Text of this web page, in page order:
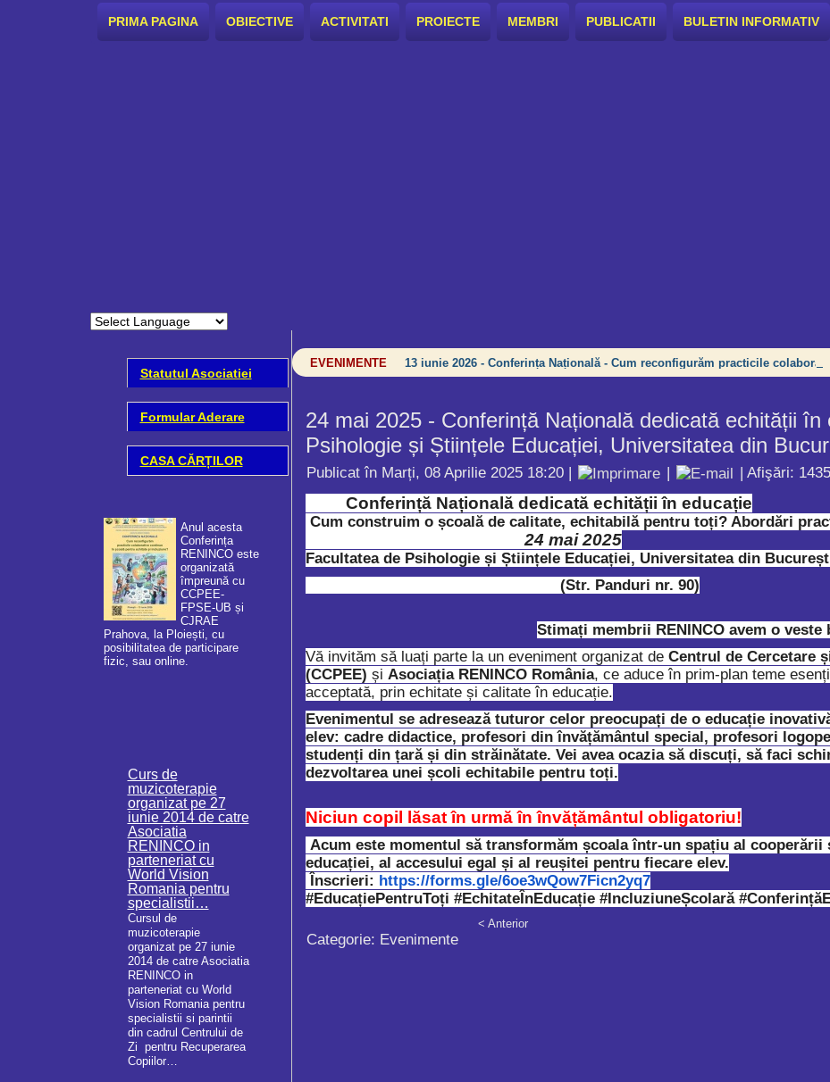
PRIMA PAGINA OBIECTIVE ACTIVITATI PROIECTE MEMBRI PUBLICATII BULETIN INFORMATIV
Statutul Asociatiei
Formular Aderare
CASA CĂRȚILOR
Anul acesta
Conferința
RENINCO este
organizată
împreună cu
CCPEE-
FPSE-UB și
CJRAE
Prahova, la Ploiești, cu
posibilitatea de participare
fizic, sau online.
Națională de Informare și
Cooperare pentru integrarea în
comunitate a copiilor și
tinerilor cu cerințe educative
speciale s-a desfășurat în
data...
Intalnirea universitatilor
si cercetarea Pe data de
17 noiembrie 2014, la
RENINCO – sediul din incinta
Scolii gimnaziale Sfintii
Voievozi - a avut loc o prima
Practici incluzive in gradinite
click aici. In perioada 2-4
noiembrie a.c., la Sinaia, in
cadrul proiectului Promovarea
educației incluzive pentru
învățământul...
Curs de
muzicoterapie
organizat pe 27
iunie 2014 de catre
Asociatia
RENINCO in
parteneriat cu
World Vision
Romania pentru
specialistii…
Cursul de
muzicoterapie
organizat pe 27 iunie
2014 de catre Asociatia
RENINCO in
parteneriat cu World
Vision Romania pentru
specialistii si parintii
din cadrul Centrului de
Zi pentru Recuperarea
Copiilor…
EVENIMENTE 13 iunie 2026 - Conferința Națională - Cum reconfigurăm practicile
24 mai 2025 - Conferință Națională dedicată echității
Psihologie și Științele Educației, Universitatea din
Publicat în Marți, 08 Aprilie 2025 18:20| | | Afişări:
ConferințăNaționalădedicatăechității în educație
Cum construim o școală de calitate, echitabilă pentru toți? Abordări
24 mai 2025
Facultatea de Psihologie și Științele Educației, Universitatea din
(Str. Panduri nr. 90)
Stimați membrii RENINCO avem o veste
Vă invităm să luați parte la un eveniment organizat de Centrul de Cercetare
(CCPEE) și Asociația RENINCO România, ce aduce în prim-plan teme
acceptată, prin echitate și calitate în educație.
Evenimentul se adresează tuturor celor preocupați de o educație
elev: cadre didactice, profesori din învățământul special, profesori
studenți din țară și din străinătate. Vei avea ocazia să discuți, să faci
dezvoltarea unei școli echitabile pentru toți.
Niciun copil lăsat în urmă în învățământul obligatoriu!
Acum este momentul să transformăm școala într-un spațiu al
educației, al accesului egal și al reușitei pentru fiecare elev.
Înscrieri: https://forms.gle/6oe3wQow7Ficn2yq7
#EducațiePentruToți #EchitateÎnEducație #IncluziuneȘcolară
< Anterior
Categorie: Evenimente